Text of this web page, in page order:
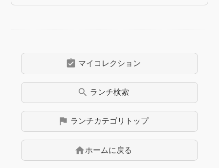
assignment_turned_in マイコレクション
search ランチ検索
flag ランチカテゴリトップ
homeホームに戻る